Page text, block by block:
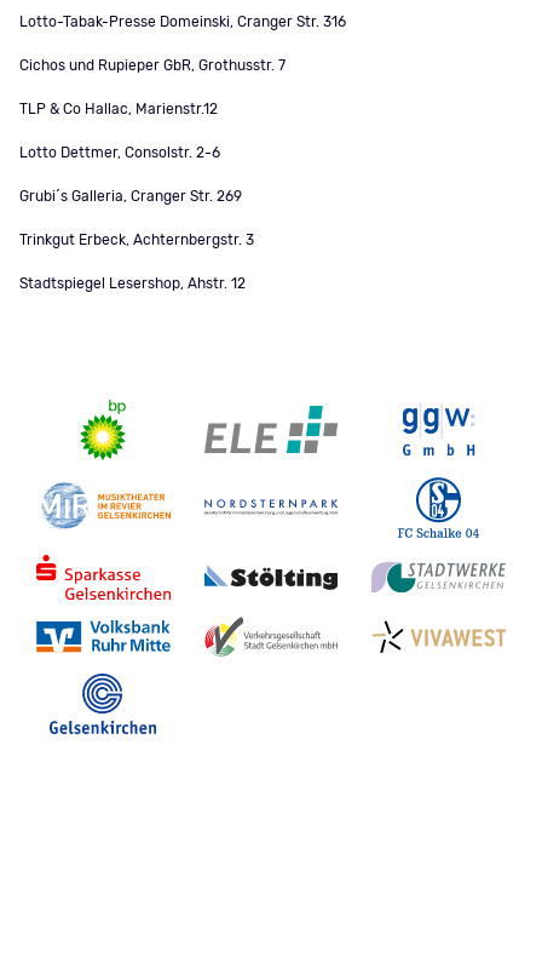
Lotto-Tabak-Presse Domeinski, Cranger Str. 316
Cichos und Rupieper GbR, Grothusstr. 7
TLP & Co Hallac, Marienstr.12
Lotto Dettmer, Consolstr. 2-6
Grubi´s Galleria, Cranger Str. 269
Trinkgut Erbeck, Achternbergstr. 3
Stadtspiegel Lesershop, Ahstr. 12